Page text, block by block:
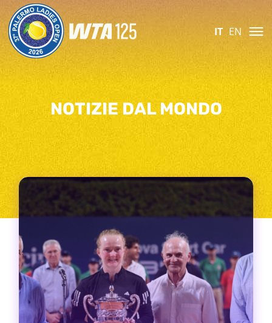
IT EN
NOTIZIE DAL MONDO